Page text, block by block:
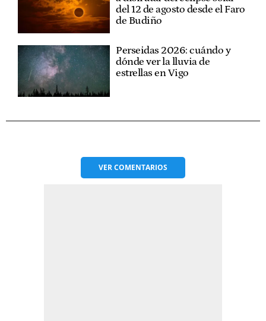
del 12 de agosto desde el Faro
de Budiño
Perseidas 2026: cuándo y
dónde ver la lluvia de
estrellas en Vigo
VERCOMENTARIOS